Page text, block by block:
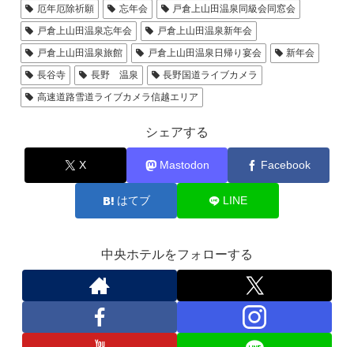
厄年厄除祈願
忘年会
戸倉上山田温泉同級会同窓会
戸倉上山田温泉忘年会
戸倉上山田温泉新年会
戸倉上山田温泉旅館
戸倉上山田温泉日帰り宴会
新年会
長谷寺
長野 温泉
長野国道ライブカメラ
高速道路雪道ライブカメラ信越エリア
シェアする
X Mastodon Facebook
はてブ LINE
中央ホテルをフォローする